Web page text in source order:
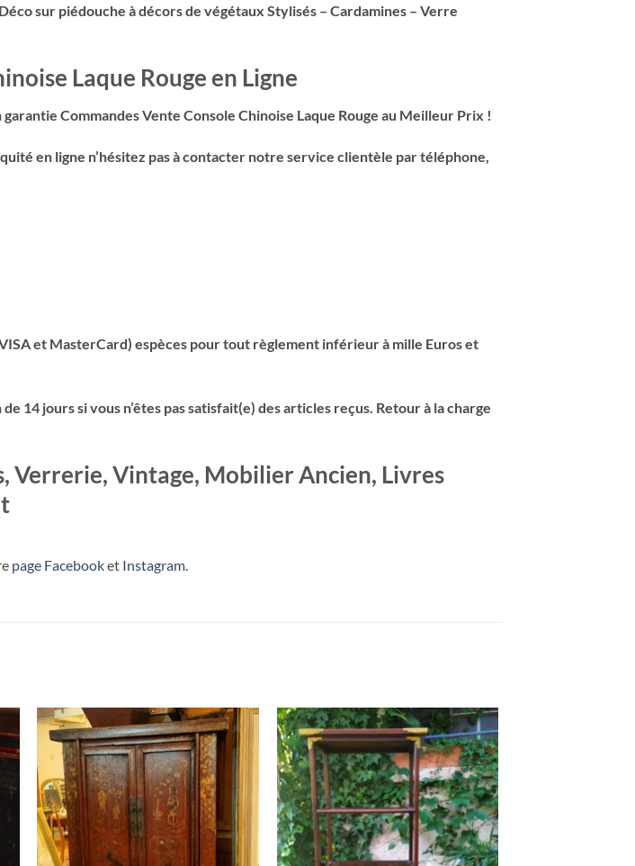
sur piédouche à décors de végétaux Stylisés – Cardamines – Verre
Laque Rouge en Ligne
Commandes Vente Console Chinoise Laque Rouge au Meilleur Prix !
en ligne n’hésitez pas à contacter notre service clientèle par téléphone,
et MasterCard) espèces pour tout règlement inférieur à mille Euros et
jours si vous n’êtes pas satisfait(e) des articles reçus. Retour à la charge
Verrerie, Vintage, Mobilier Ancien, Livres
page Facebooket Instagram
RUPTURE DE STOCK RUPTURE DE STOCK